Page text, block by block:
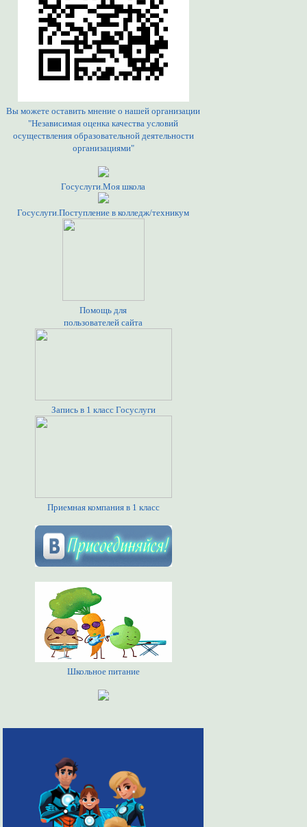
Вы можете оставить мнение о нашей организации
"Независимая оценка качества условий
осуществления образовательной деятельности
организациями"
Госуслуги.Моя школа
Госуслуги.Поступление в колледж/техникум
Помощь для
пользователей сайта
Запись в 1 класс Госуслуги
Приемная компания в 1 класс
Школьное питание